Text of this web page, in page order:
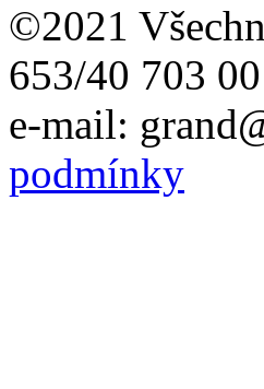
©2021
653/40 703
e-mail:
podmínky